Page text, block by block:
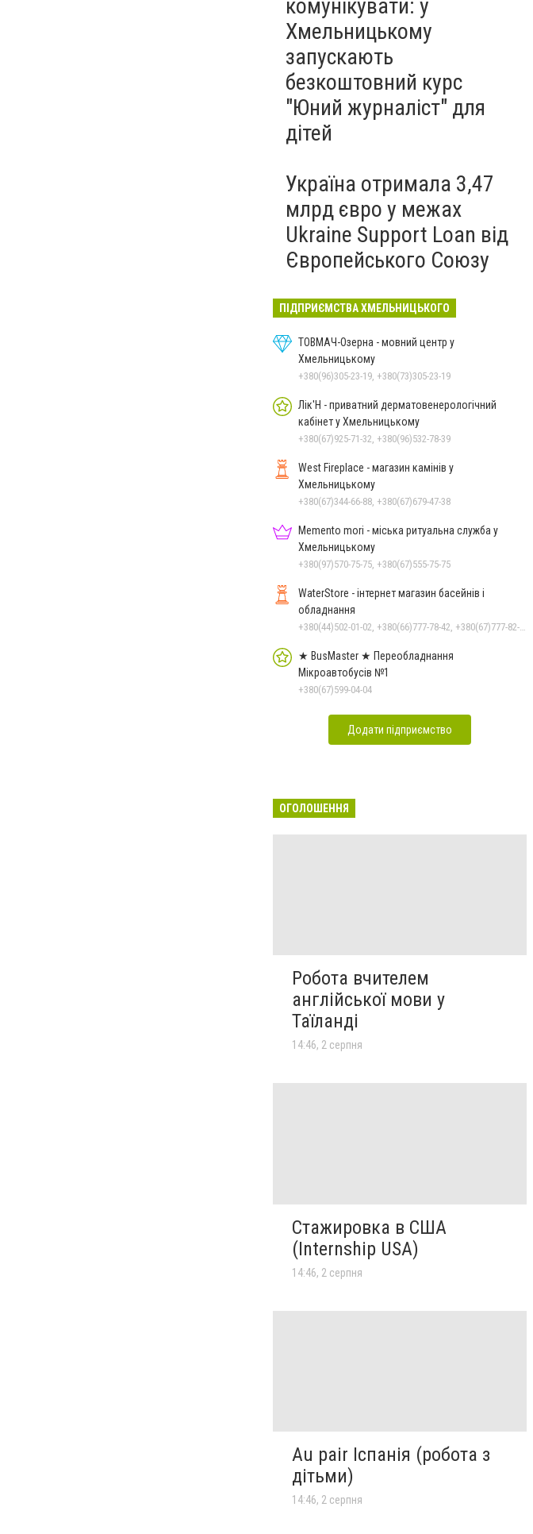
комунікувати: у
Хмельницькому
запускають
безкоштовний курс
"Юний журналіст" для
дітей
Україна отримала 3,47
млрд євро у межах
Ukraine Support Loan від
Європейського Союзу
ПІДПРИЄМСТВА ХМЕЛЬНИЦЬКОГО
ТОВМАЧ-Озерна - мовний центр у
Хмельницькому
+380(96)305-23-19, +380(73)305-23-19
Лік'Н - приватний дерматовенерологічний
кабінет у Хмельницькому
+380(67)925-71-32, +380(96)532-78-39
West Fireplace - магазин камінів у
Хмельницькому
+380(67)344-66-88, +380(67)679-47-38
Memento mori - міська ритуальна служба у
Хмельницькому
+380(97)570-75-75, +380(67)555-75-75
WaterStore - інтернет магазин басейнів і
обладнання
+380(44)502-01-02, +380(66)777-78-42, +380(67)777-82-19, +380(67)890-80-80, +380(73)890-80-80, +380(44)502-01-03
★ BusMaster ★ Переобладнання
Мікроавтобусів №1
+380(67)599-04-04
Додати підприємство
ОГОЛОШЕННЯ
Робота вчителем
англійської мови у
Таїланді
14:46, 2 серпня
Стажировка в США
(Internship USA)
14:46, 2 серпня
Au pair Іспанія (робота з
дітьми)
14:46, 2 серпня